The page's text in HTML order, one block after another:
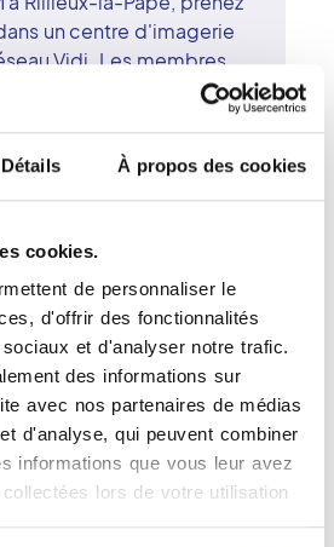
Détails À propos des cookies
cookies.
de personnaliser le
d'offrir des fonctionnalités
et d'analyser notre trafic.
des informations sur
avec nos partenaires de médias
d'analyse, qui peuvent combiner
informations que vous leur avez
lors de votre utilisation
un centre d'imagerie
Vidi. Les membres
expertise médicale
pointe sans
permet un diagnostic
plateau technique
équipe de radiologues
Le réseau Vidi garantit à
un accueil attentif et un
dans un cadre